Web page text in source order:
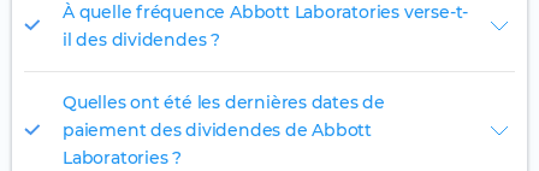
À quelle fréquence Abbott Laboratories verse-t-
il des dividendes ?
Quelles ont été les dernières dates de
paiement des dividendes de Abbott
Laboratories ?